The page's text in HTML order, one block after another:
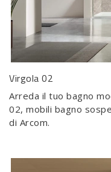
Virgola 02
Arreda il tuo bagno
02, mobili bagno
di Arcom.